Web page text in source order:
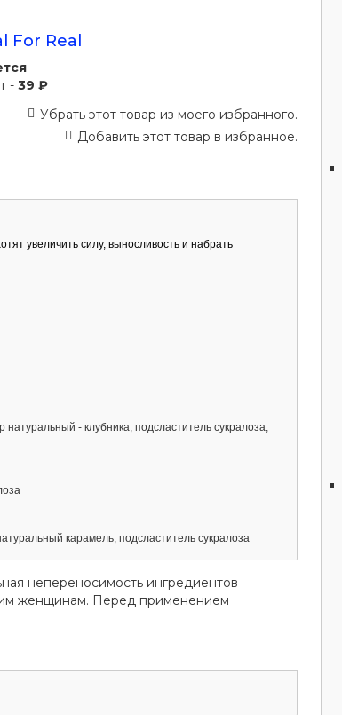
For Real
- 39 ₽
Убрать этот товар из моего избранного.
Добавить этот товар в избранное.
увеличить силу, выносливость и набрать
- клубника, подсластитель сукралоза,
карамель, подсластитель сукралоза
непереносимость ингредиентов
женщинам. Перед применением